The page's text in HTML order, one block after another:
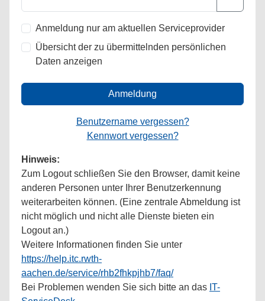
Anmeldung nur am aktuellen Serviceprovider
Übersicht der zu übermittelnden persönlichen
Daten anzeigen
Anmeldung
Benutzername vergessen?
Kennwort vergessen?
Hinweis:
Zum Logout schließen Sie den Browser, damit keine
anderen Personen unter Ihrer Benutzerkennung
weiterarbeiten können. (Eine zentrale Abmeldung ist
nicht möglich und nicht alle Dienste bieten ein
Logout an.)
Weitere Informationen finden Sie unter
https://help.itc.rwth-
aachen.de/service/rhb2fhkpjhb7/faq/
Bei Problemen wenden Sie sich bitte an das IT-